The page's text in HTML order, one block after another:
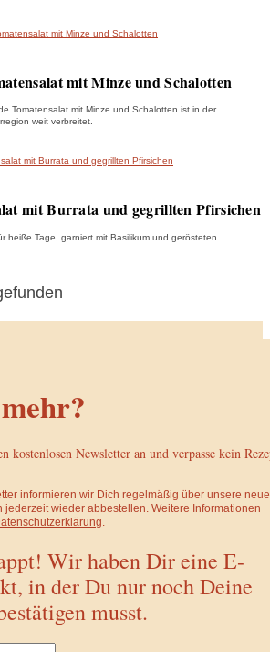
mit Minze und Schalotten
Tomatensalat mit Minze und Schalotten ist in der
weit verbreitet.
mit Burrata und gegrillten Pfirsichen
heiße Tage, garniert mit Basilikum und gerösteten
kostenlosen Newsletter an und verpasse kein
informieren wir Dich regelmäßig über unsere
jederzeit wieder abbestellen. Weitere Informationen
.
Wir haben Dir eine E-
in der Du nur noch Deine
musst.